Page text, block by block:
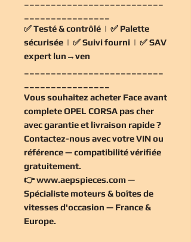
✅Testé & contrôlé | ✅ Palette
sécurisée | ✅Suivi fourni | ✅SAV
expert lun→ven
Vous souhaitez acheter Face avant
complete OPEL CORSA pas cher
avec garantie et livraison rapide ?
Contactez-nous avec votre VIN ou
référence — compatibilité vérifiée
gratuitement.
👉www.aepspieces.com—
Spécialiste moteurs & boîtes de
vitesses d'occasion — France &
Europe.